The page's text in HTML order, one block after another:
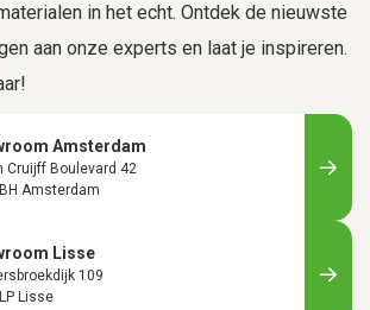
in het echt. Ontdek de nieuwste
aan onze experts en laat je inspireren.
Amsterdam
Cruijff Boulevard 42
Amsterdam
Lisse
109
Lisse